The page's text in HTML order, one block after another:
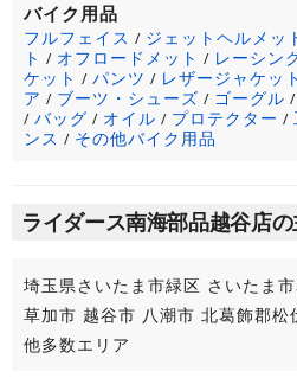
バイク用品
フルフェイス / ジェットヘルメッ
ト / オフロードメット / レーシン
ケット / パンツ / レザージャケット
ア / ブーツ・シューズ / ゴーグル /
/ バッグ / オイル / プロテクター /
ンス / その他バイク用品
ライダース南海部品越谷店
埼玉県さいたま市緑区 さいたま
草加市 越谷市 八潮市 北葛飾郡
他多数エリア